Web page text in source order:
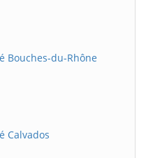
Bouches-du-Rhône
Calvados